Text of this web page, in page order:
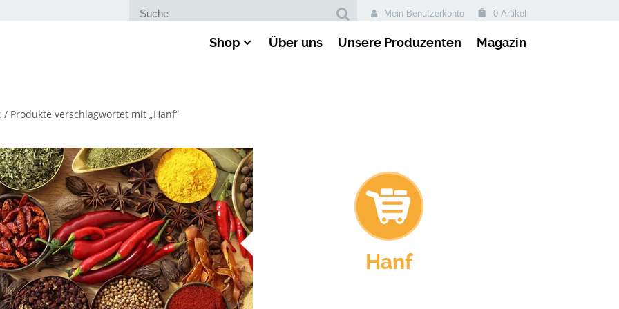
Mein Benutzerkonto 0 Artikel
Shop Über uns Unsere Produzenten Magazin
/ Produkte verschlagwortet mit „Hanf“
Hanf